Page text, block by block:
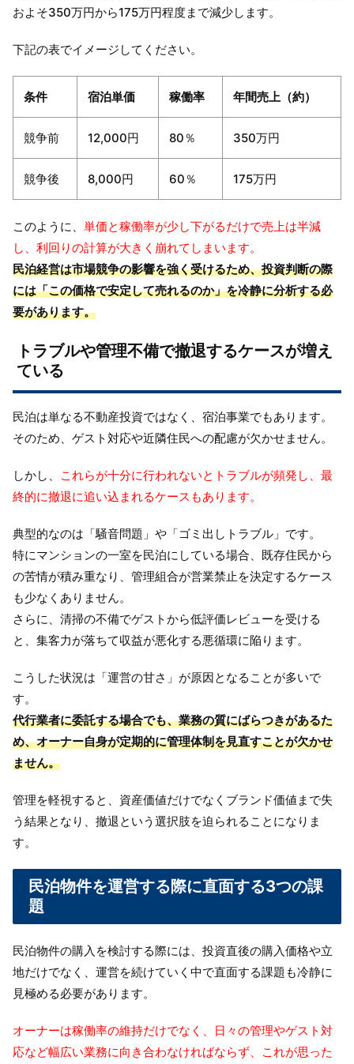
およそ350万円から175万円程度まで減少します。
下記の表でイメージしてください。
条件 宿泊単価 稼働率 年間売上（約）
競争前 12,000円 80％ 350万円
競争後 8,000円 60％ 175万円
このように、 単価と稼働率が少し下がるだけで売上は半減
し、利回りの計算が大きく崩れてしまいます。
民泊経営は市場競争の影響を強く受けるため、投資判断の際
には「この価格で安定して売れるのか」を冷静に分析する必
要があります。
トラブルや管理不備で撤退するケースが増え
ている
民泊は単なる不動産投資ではなく、宿泊事業でもあります。
そのため、ゲスト対応や近隣住民への配慮が欠かせません。
しかし、
これらが十分に行われないとトラブルが頻発し、最
終的に撤退に追い込まれるケースもあります。
典型的なのは「騒音問題」や「ゴミ出しトラブル」です。
特にマンションの一室を民泊にしている場合、既存住民から
の苦情が積み重なり、管理組合が営業禁止を決定するケース
も少なくありません。
さらに、清掃の不備でゲストから低評価レビューを受ける
と、集客力が落ちて収益が悪化する悪循環に陥ります。
こうした状況は「運営の甘さ」が原因となることが多いで
す。
代行業者に委託する場合でも、業務の質にばらつきがあるた
め、オーナー自身が定期的に管理体制を見直すことが欠かせ
ません。
管理を軽視すると、資産価値だけでなくブランド価値まで失
う結果となり、撤退という選択肢を迫られることになりま
す。
民泊物件を運営する際に直面する3つの課
題
民泊物件の購入を検討する際には、投資直後の購入価格や立
地だけでなく、運営を続けていく中で直面する課題も冷静に
見極める必要があります。
オーナーは稼働率の維持だけでなく、日々の管理やゲスト対
応など幅広い業務に向き合わなければならず、これが思った